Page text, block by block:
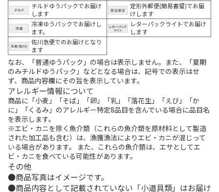
チルドゆうパックでお届け
します
定形外郵便(簡易書留)でお届
けします
冷凍ゆうパックでお届けし
ます。
レターパックライトでお届け
します
佐川急便でのお届けとなり
ます
なお、「普通ゆうパック」の場合は表示しません。また、「夏期
のみチルドゆうパック」などとなる場合は、記号での表示はせ
ず、商品内容欄にその旨を表示しています。
アレルギー情報について
商品に「小麦」「そば」「卵」「乳」「落花生」「えび」「か
に」「くるみ」のアレルギー特定8品目を含んでいる場合に品目名
を表示します。
※エビ・カニを除く魚介類（これらの魚介類を原材料として製造
された加工品も含む）は、漁獲漁法によりエビ・カニが混じって
いる場合があります。 また、これらの魚介類は、エサとしてエ
ビ・カニを食べている可能性があります。
その他
商品写真はイメージです。
商品内容として記載されていない「小道具類」はお届け